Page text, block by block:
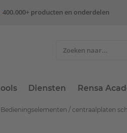
400.000+ producten en onderdelen
Diensten Rensa
Bedieningselementen / centraalplaten